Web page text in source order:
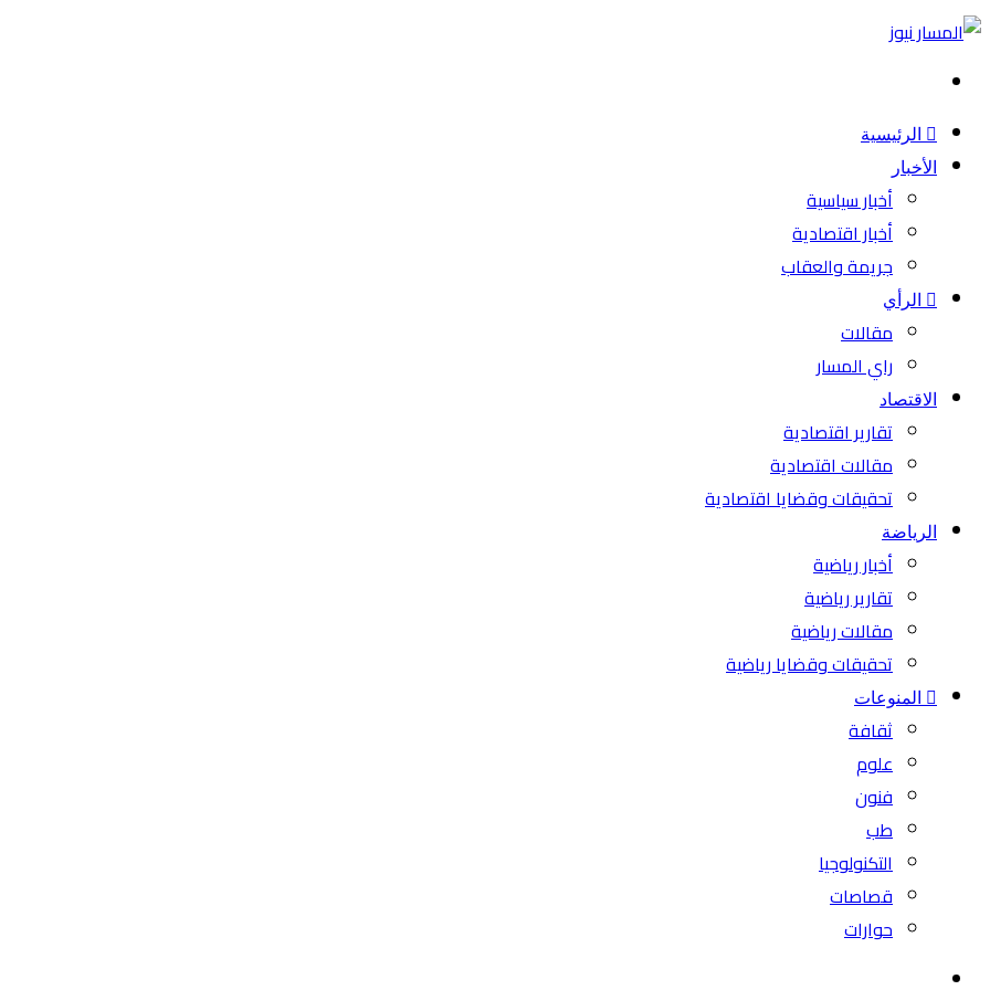
الرئيسية
الأخبار
أخبار سياسية
أخبار اقتصادية
جريمة والعقاب
الرأي
مقالات
راي المسار
الاقتصاد
تقارير اقتصادية
مقالات اقتصادية
تحقيقات وقضايا اقتصادية
الرياضة
أخبار رياضية
تقارير رياضية
مقالات رياضية
تحقيقات وقضايا رياضية
المنوعات
ثقافة
علوم
فنون
طب
التكنولوجيا
قصاصات
حوارات